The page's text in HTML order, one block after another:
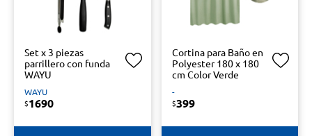
Set x 3 piezas
parrillero con funda
WAYU
WAYU
$1690
Cortina para Baño en
Polyester 180 x 180
cm Color Verde
-
$399